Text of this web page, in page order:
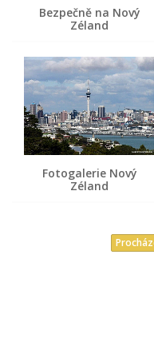
Bezpečně na Nový
Zéland
Fotogalerie Nový
Zéland